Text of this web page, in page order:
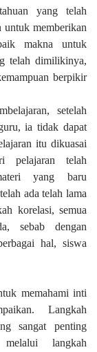
yang telah
memberikan
makna untuk
telah dimilikinya,
berpikir
setelah
ia tidak dapat
itu dikuasai
pelajaran telah
yang baru
ada telah lama
korelasi, semua
sebab dengan
hal, siswa
memahami inti
Langkah
sangat penting
langkah